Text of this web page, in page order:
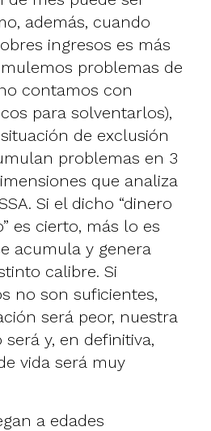
además, cuando
ingresos es más
problemas de
contamos con
para solventarlos),
de exclusión
problemas en 3
que analiza
Si el dicho “dinero
es cierto, más lo es
acumula y genera
calibre. Si
no son suficientes,
será peor, nuestra
y, en definitiva,
vida será muy
a edades